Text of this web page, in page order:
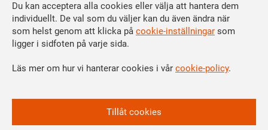
Du kan acceptera alla cookies eller välja att hantera dem
individuellt. De val som du väljer kan du även ändra när
som helst genom att klicka på cookie-inställningar som
ligger i sidfoten på varje sida.
Läs mer om hur vi hanterar cookies i vår cookie-policy.
Tillåt cookies
Följ oss
Facebook
Linkedin
Youtube